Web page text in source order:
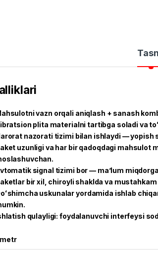
vazn orqali aniqlash + sanash
plita materialni tartibga soladi va
nazorati tizimi bilan ishlaydi — yopish
uzunligi va har bir qadoqdagi
signal tizimi bor — maʼlum
bir xil, chiroyli shaklda va
uskunalar yordamida ishlab
qulayligi: foydalanuvchi interfeysi